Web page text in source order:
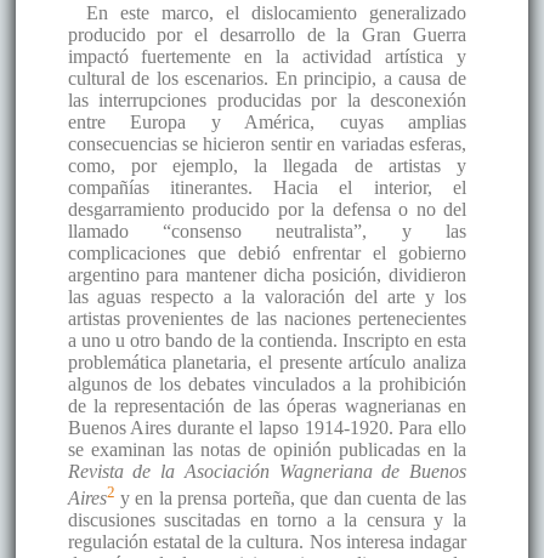
En este marco, el dislocamiento generalizado
producido por el desarrollo de la Gran Guerra
impactó fuertemente en la actividad artística y
cultural de los escenarios. En principio, a causa de
las interrupciones producidas por la desconexión
entre Europa y América, cuyas amplias
consecuencias se hicieron sentir en variadas esferas,
como, por ejemplo, la llegada de artistas y
compañías itinerantes. Hacia el interior, el
desgarramiento producido por la defensa o no del
llamado “consenso neutralista”, y las
complicaciones que debió enfrentar el gobierno
argentino para mantener dicha posición, dividieron
las aguas respecto a la valoración del arte y los
artistas provenientes de las naciones pertenecientes
a uno u otro bando de la contienda. Inscripto en esta
problemática planetaria, el presente artículo analiza
algunos de los debates vinculados a la prohibición
de la representación de las óperas wagnerianas en
Buenos Aires durante el lapso 1914-1920. Para ello
se examinan las notas de opinión publicadas en la
Revista de la Asociación Wagneriana de Buenos
Aires2 y en la prensa porteña, que dan cuenta de las
discusiones suscitadas en torno a la censura y la
regulación estatal de la cultura. Nos interesa indagar